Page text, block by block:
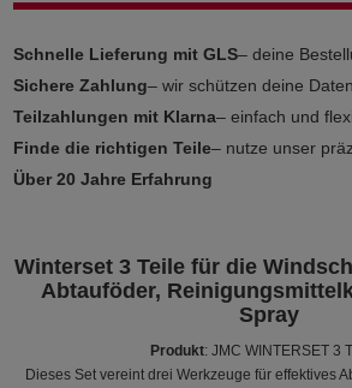
Schnelle Lieferung mit GLS– deine
Sichere Zahlung– wir schützen deine
Teilzahlungen mit Klarna– einfach und
Finde die richtigen Teile– nutze unser
Über 20 Jahre Erfahrung
Winterset 3 Teile für die
Abtauföder,
Spray
Produkt: JMC WINTERSET 3
Dieses Set vereint drei Werkzeuge für effektives